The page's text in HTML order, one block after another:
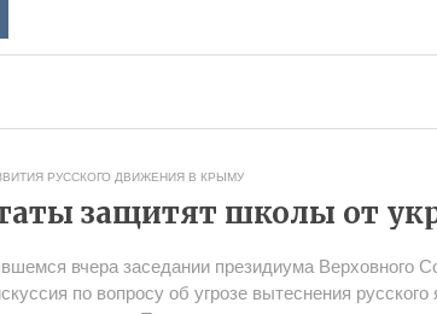
РУССКОГО ДВИЖЕНИЯ В КРЫМУ
защитят школы от
вчера заседании президиума Верховного
по вопросу об угрозе вытеснения